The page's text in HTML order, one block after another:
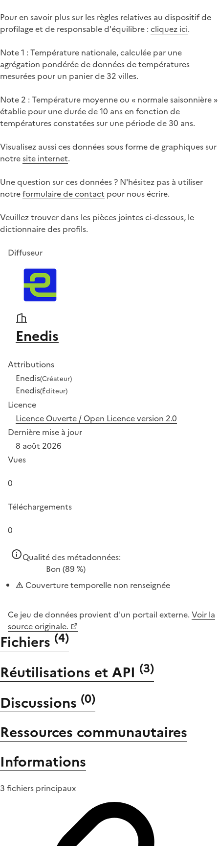
Pour en savoir plus sur les règles relatives au dispositif de
profilage et de responsable d'équilibre : cliquez ici.
Note 1 : Température nationale, calculée par une
agrégation pondérée de données de températures
mesurées pour un panier de 32 villes.
Note 2 : Température moyenne ou « normale saisonnière »
établie pour une durée de 10 ans en fonction de
températures constatées sur une période de 30 ans.
Visualisez aussi ces données sous forme de graphiques sur
notresite internet.
Une question sur ces données ? N'hésitez pas à utiliser
notreformulaire de contact pour nous écrire.
Veuillez trouver dans les pièces jointes ci-dessous, le
dictionnaire des profils.
Diffuseur
Enedis
Attributions
Enedis(Créateur)
Enedis(Éditeur)
Licence
Licence Ouverte / Open Licence version 2.0
Dernière mise à jour
8 août 2026
Vues
0
Téléchargements
0
Qualité des métadonnées:
Bon (89 %)
Couverture temporelle non renseignée
Ce jeu de données provient d'un portail externe. Voir la
source originale.
Fichiers (4)
Réutilisations et API (3)
Discussions (0)
Ressources communautaires
Informations
3 fichiers principaux